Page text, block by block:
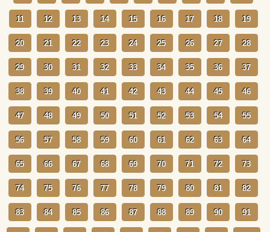
11 12 13 14 15 16 17 18 19
20 21 22 23 24 25 26 27 28
29 30 31 32 33 34 35 36 37
38 39 40 41 42 43 44 45 46
47 48 49 50 51 52 53 54 55
56 57 58 59 60 61 62 63 64
65 66 67 68 69 70 71 72 73
74 75 76 77 78 79 80 81 82
83 84 85 86 87 88 89 90 91